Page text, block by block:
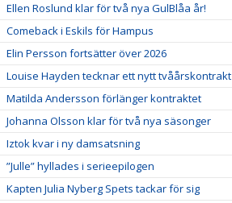
Ellen Roslund klar för två nya GulBlåa år!
Comeback i Eskils för Hampus
Elin Persson fortsätter över 2026
Louise Hayden tecknar ett nytt tvåårskontrakt
Matilda Andersson förlänger kontraktet
Johanna Olsson klar för två nya säsonger
Iztok kvar i ny damsatsning
”Julle” hyllades i serieepilogen
Kapten Julia Nyberg Spets tackar för sig